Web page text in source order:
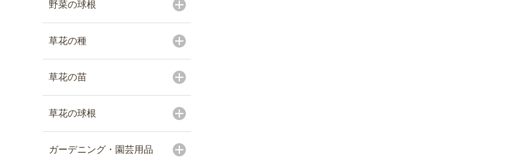
野菜の球根
草花の種
草花の苗
草花の球根
ガーデニング・園芸用品